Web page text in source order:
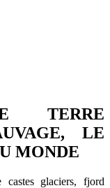
TERRE
LE
MONDE
glaciers, fjord